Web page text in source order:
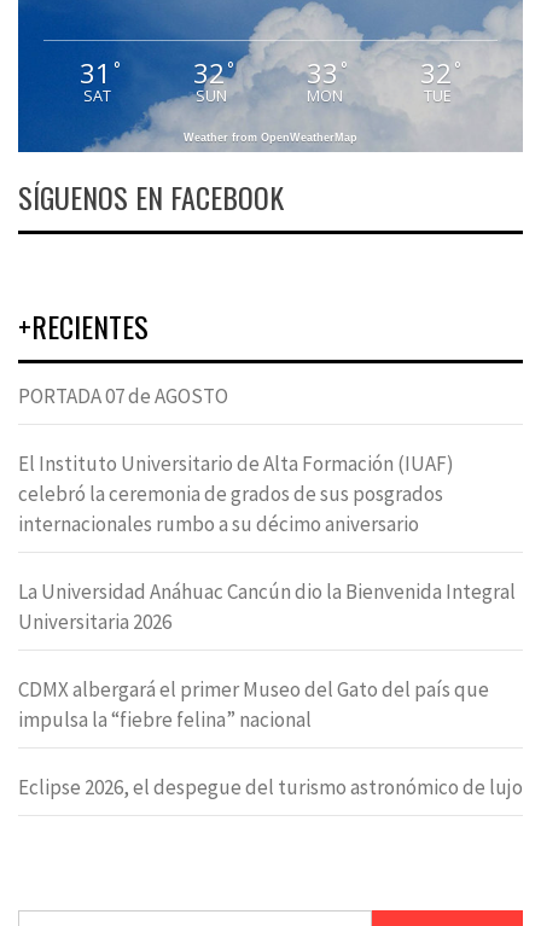
31 °
SAT
32°
SUN
33 °
MON
32 °
TUE
Weather from OpenWeatherMap
SÍGUENOS EN FACEBOOK
+RECIENTES
PORTADA 07 de AGOSTO
El Instituto Universitario de Alta Formación (IUAF)
celebró la ceremonia de grados de sus posgrados
internacionales rumbo a su décimo aniversario
La Universidad Anáhuac Cancún dio la Bienvenida Integral
Universitaria 2026
CDMX albergará el primer Museo del Gato del país que
impulsa la “fiebre felina” nacional
Eclipse 2026, el despegue del turismo astronómico de lujo